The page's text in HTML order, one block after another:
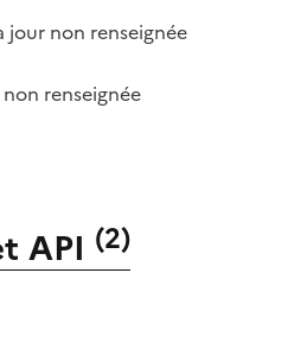
jour non renseignée
renseignée
API (2)